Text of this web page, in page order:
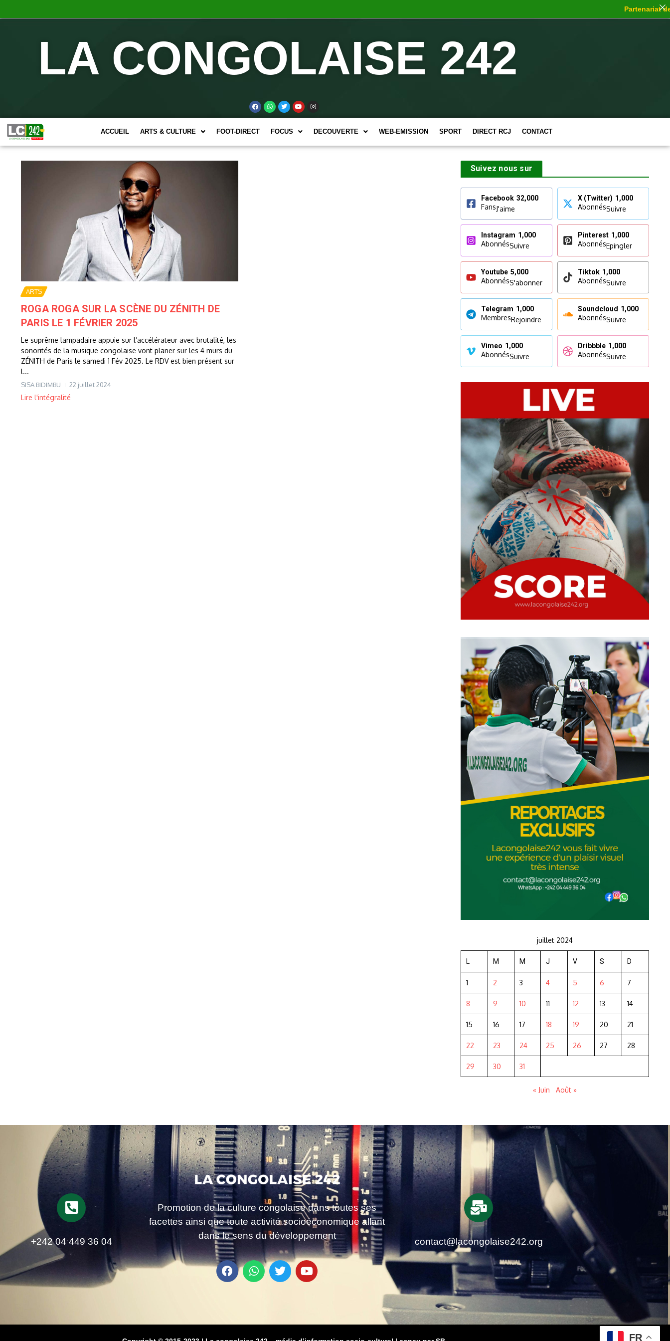
LA CONGOLAISE 242
ACCUEIL ARTS & CULTURE FOOT-DIRECT FOCUS DECOUVERTE WEB-EMISSION SPORT DIRECT RCJ CONTACT
ARTS
ROGA ROGA SUR LA SCÈNE DU ZÉNITH DE
PARIS LE 1 FÉVRIER 2025
Le suprême lampadaire appuie sur l’accélérateur avec brutalité, les
sonorités de la musique congolaise vont planer sur les 4 murs du
ZÉNITH de Paris le samedi 1 Fév 2025. Le RDV est bien présent sur
l...
SISA BIDIMBU 22 juillet 2024
Lire l'intégralité
Suivez nous sur
Facebook 32,000
FansJ'aime
X (Twitter) 1,000
AbonnésSuivre
Instagram 1,000
AbonnésSuivre
Pinterest 1,000
AbonnésEpingler
Youtube 5,000
AbonnésS'abonner
Tiktok 1,000
AbonnésSuivre
Telegram 1,000
MembresRejoindre
Soundcloud 1,000
AbonnésSuivre
Vimeo 1,000
AbonnésSuivre
Dribbble 1,000
AbonnésSuivre
juillet 2024
L M M J V S D
1 2 3 4 5 6 7
8 9 10 11 12 13 14
15 16 17 18 19 20 21
22 23 24 25 26 27 28
29 30 31
« Juin Août »
+242 04 449 36 04
Promotion de la culture congolaise dans toutes ses
facettes ainsi que toute activité socioéconomique allant
dans le sens du développement
contact@lacongolaise242.org
Partenariat de
FR